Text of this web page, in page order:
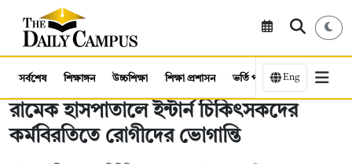
সর্বশেষ শিক্ষাঙ্গন উচ্চশিক্ষা শিক্ষা প্রশাসন ভর্তি পরীক্ষা কর্মসংস্থান
Eng
রামেক হাসপাতালে ইন্টার্ন চিকিৎসকদের
কর্মবিরতিতে রোগীদের ভোগান্তি